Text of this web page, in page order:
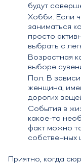
будут
Хобби. Если
заниматься
просто
выбрать с
Возрастная
выборе
Пол. В
женщина,
дорогих
События в
какое-то
факт можно
собственных
Приятно, когда